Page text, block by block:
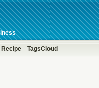
Recipe TagsCloud